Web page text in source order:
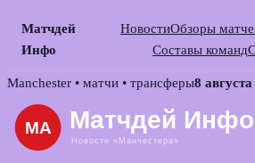
Матчдей
Инфо
НовостиОбзоры
Составы команд
Skip
content
Manchester • матчи • трансферы8